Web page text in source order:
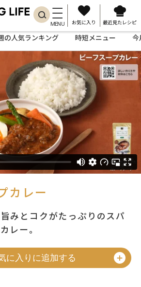
お気に入り 最近見たレシピ
MENU
の人気ランキング 時短メニュー 今
カレー
みとコクがたっぷりのスパ
レー。
に入りに追加する